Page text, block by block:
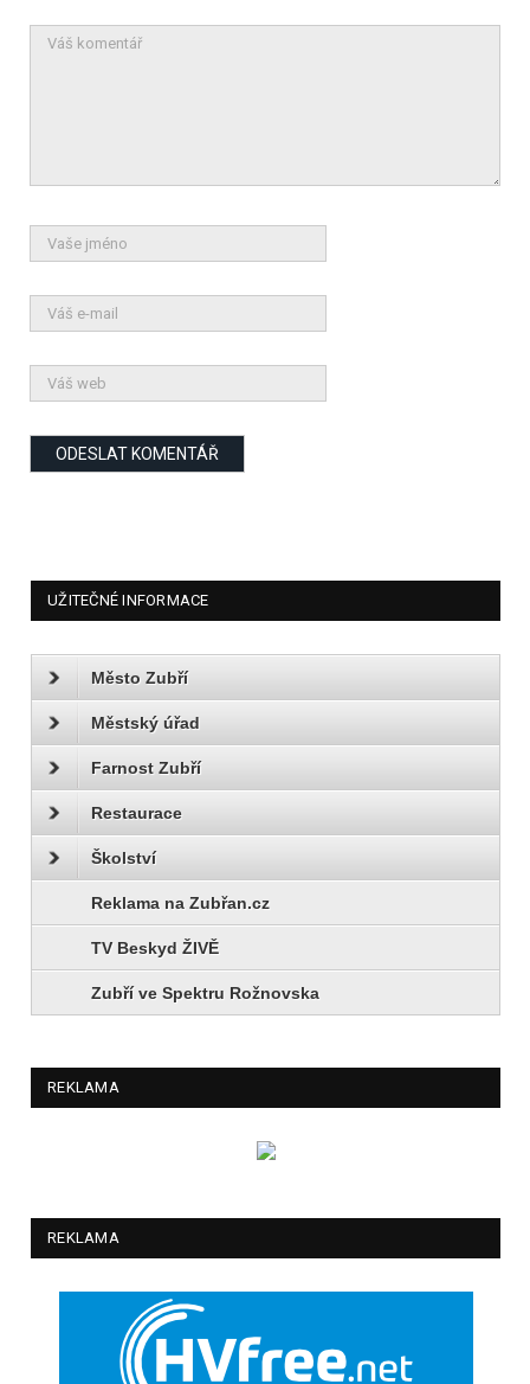
UŽITEČNÉ INFORMACE
Město Zubří
Městský úřad
Farnost Zubří
Restaurace
Školství
Reklama na Zubřan.cz
TV Beskyd ŽIVĚ
Zubří ve Spektru Rožnovska
REKLAMA
REKLAMA